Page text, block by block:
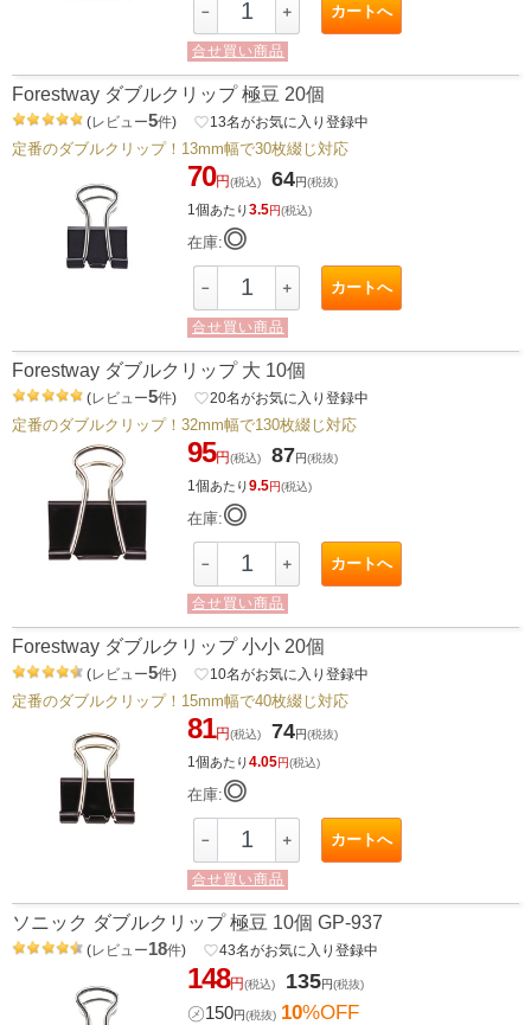
－ ＋ カートへ
合せ買い商品
Forestway ダブルクリップ 極豆 20個
(レビュー5件) favorite_border13名がお気に入り登録中
定番のダブルクリップ！13mm幅で30枚綴じ対応
70円(税込) 64円(税抜)
1個あたり3.5円(税込)
在庫:◎
－ ＋ カートへ
合せ買い商品
Forestway ダブルクリップ 大 10個
(レビュー5件) favorite_border20名がお気に入り登録中
定番のダブルクリップ！32mm幅で130枚綴じ対応
95円(税込) 87円(税抜)
1個あたり9.5円(税込)
在庫:◎
－ ＋ カートへ
合せ買い商品
Forestway ダブルクリップ 小小 20個
(レビュー5件) favorite_border10名がお気に入り登録中
定番のダブルクリップ！15mm幅で40枚綴じ対応
81円(税込) 74円(税抜)
1個あたり4.05円(税込)
在庫:◎
－ ＋ カートへ
合せ買い商品
ソニック ダブルクリップ 極豆 10個 GP-937
(レビュー18件) favorite_border43名がお気に入り登録中
148円(税込) 135円(税抜)
㋱150円(税抜) 10%OFF